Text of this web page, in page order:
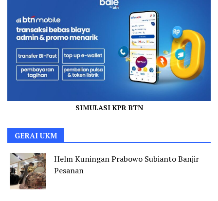
SIMULASI KPR BTN
GERAI UKM
Helm Kuningan Prabowo Subianto Banjir
Pesanan